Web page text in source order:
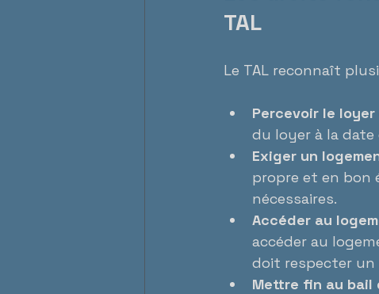
TAL
Le TAL reconnaît
Percevoir le
du loyer à la date
Exiger un
propre et en bon
nécessaires.
Accéder au
accéder au
doit respecter un
Mettre fin au bail